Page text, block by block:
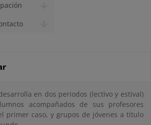
en dos periodos (lectivo y estival)
acompañados de sus profesores
primer caso, y grupos de jóvenes a título